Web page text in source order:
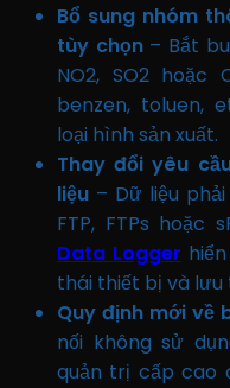
Bổ sung nhóm
tùy chọn– Bắt
NO2, SO2 hoặc
benzen, toluen,
loại hình sản xuất.
Thay đổi yêu
liệu – Dữ liệu
FTP, FTPs hoặc
Data Logger
thái thiết bị và
Quy định mới về
nối không sử
quản trị cấp cao